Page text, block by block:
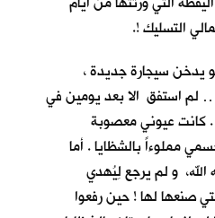
التسليك !.
يدخن سيجارة جديدة ،
لم استفق الا بعد يومين في
كانت عيوني معصوبة
مملوءاً بالشظايا . أما
و لم يرجع لِيُهدي
صنعها لها ! حين رفعوا